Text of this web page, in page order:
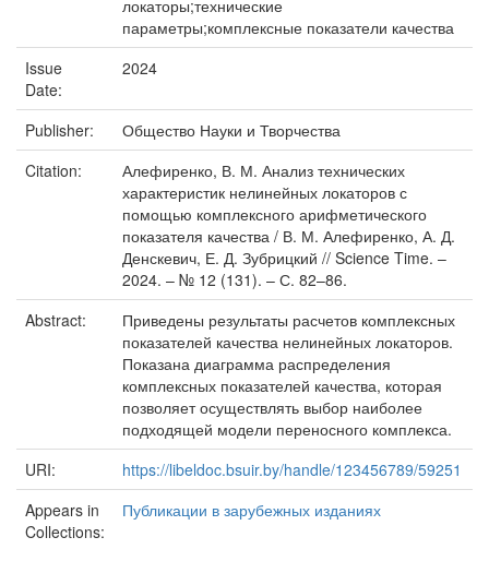
локаторы;технические
параметры;комплексные показатели качества
Issue
Date:
2024
Publisher:
Общество Науки и Творчества
Citation:
Алефиренко, В. М. Анализ технических
характеристик нелинейных локаторов с
помощью комплексного арифметического
показателя качества / В. М. Алефиренко, А. Д.
Денскевич, Е. Д. Зубрицкий // Science Time. –
2024. – № 12 (131). – С. 82–86.
Abstract:
Приведены результаты расчетов комплексных
показателей качества нелинейных локаторов.
Показана диаграмма распределения
комплексных показателей качества, которая
позволяет осуществлять выбор наиболее
подходящей модели переносного комплекса.
URI:
https://libeldoc.bsuir.by/handle/123456789/59251
Appears in
Collections:
Публикации в зарубежных изданиях